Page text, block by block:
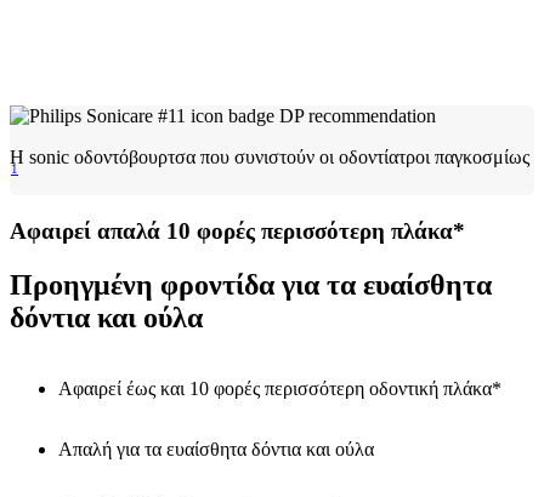
H sonic oδοντόβουρτσα που συνιστούν οι οδοντίατροι παγκοσμίως
1
Αφαιρεί απαλά 10 φορές περισσότερη πλάκα*
Προηγμένη φροντίδα για τα ευαίσθητα
δόντια και ούλα
Αφαιρεί έως και 10 φορές περισσότερη οδοντική πλάκα*
Απαλή για τα ευαίσθητα δόντια και ούλα